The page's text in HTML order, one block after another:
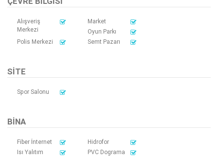
Alışveriş
Merkezi
Market
Oyun Parkı
Polis Merkezi
Semt Pazarı
SITE
Spor Salonu
BINA
Fiber İnternet
Hidrofor
Isı Yalıtım
PVC Dograma